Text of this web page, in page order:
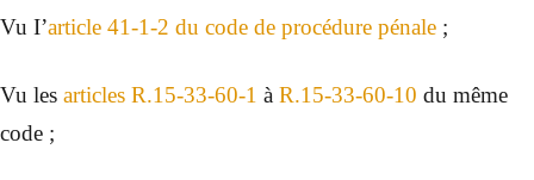
Vu I’article 41-1-2 du code de procédure pénale ;
Vu les articles R.15-33-60-1 à R.15-33-60-10 du même
code ;